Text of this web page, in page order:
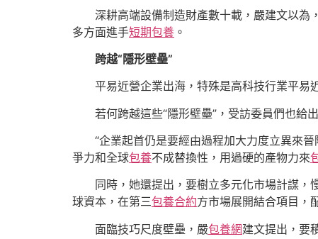
深耕高端設備制造財產數十載，嚴建文以為
多方面進手短期包養 。
跨越“隱形壁壘”
平易近營企業出海，特殊是高科技行業平易
若何跨越這些“隱形壁壘”，受訪委員們也給
“企業起首仍是要經由過程加大力度立異來
爭力和全球包養不成替換性，用過硬的產物力來
同時，她還提出，要樹立多元化市場計謀
球資本，在第三包養合約方市場展開結合項目，
面臨技巧尺度壁壘，嚴包養網建文提出，要